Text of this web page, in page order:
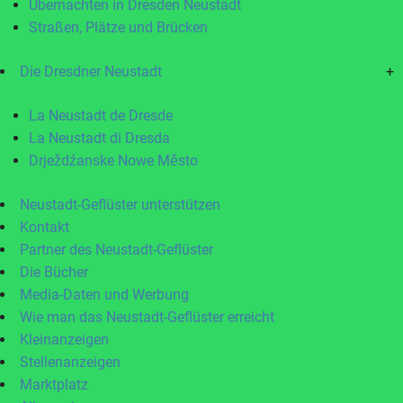
Übernachten in Dresden Neustadt
Straßen, Plätze und Brücken
Die Dresdner Neustadt +
La Neustadt de Dresde
La Neustadt di Dresda
Drježdźanske Nowe Město
Neustadt-Geflüster unterstützen
Kontakt
Partner des Neustadt-Geflüster
Die Bücher
Media-Daten und Werbung
Wie man das Neustadt-Geflüster erreicht
Kleinanzeigen
Stellenanzeigen
Marktplatz